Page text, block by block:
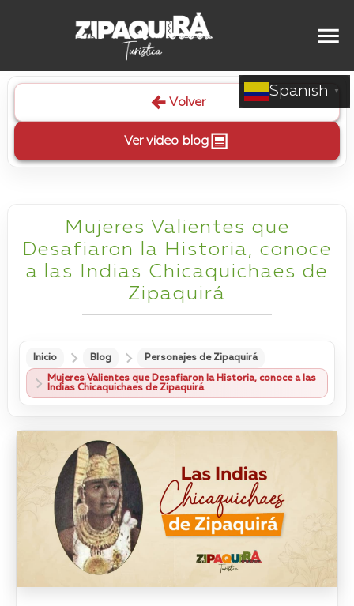
Spanish ▼
Volver
Ver video blog
Mujeres Valientes que
Desafiaron la Historia, conoce
a las Indias Chicaquichaes de
Zipaquirá
Inicio Blog Personajes de Zipaquirá
Mujeres Valientes que Desafiaron la Historia, conoce a las
Indias Chicaquichaes de Zipaquirá